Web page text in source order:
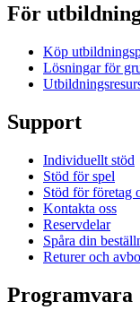
För
Köp
Lösningar för
Support
Individuellt stöd
Stöd för spel
Stöd för företag
Kontakta oss
Reservdelar
Spåra din
Returer och
Programvara